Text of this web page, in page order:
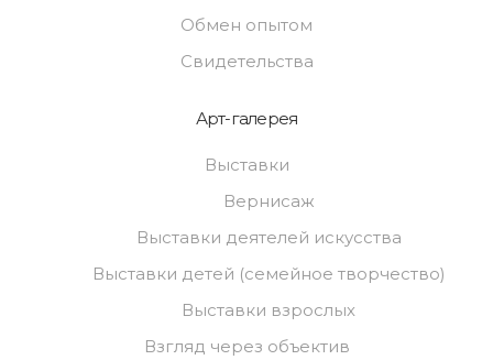
Обмен опытом
Свидетельства
Арт-галерея
Выставки
Вернисаж
Выставки деятелей искусства
Выставки детей (семейное творчество)
Выставки взрослых
Взгляд через объектив